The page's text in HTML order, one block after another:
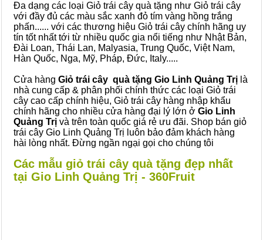
Đa dạng các loại Giỏ trái cây quà tặng như Giỏ trái cây
với đầy đủ các màu sắc xanh đỏ tím vàng hồng trắng
phấn...... với các thương hiệu Giỏ trái cây chính hãng uy
tín tốt nhất tới từ nhiều quốc gia nổi tiếng như Nhật Bản,
Đài Loan, Thái Lan, Malyasia, Trung Quốc, Việt Nam,
Hàn Quốc, Nga, Mỹ, Pháp, Đức, Italy.....
Cửa hàng Giỏ trái cây quà tặng Gio Linh Quảng Trị là
nhà cung cấp & phân phối chính thức các loại Giỏ trái
cây cao cấp chính hiệu, Giỏ trái cây hàng nhập khẩu
chính hãng cho nhiều cửa hàng đại lý lớn ở Gio Linh
Quảng Trị và trên toàn quốc giá rẻ ưu đãi. Shop bán giỏ
trái cây Gio Linh Quảng Trị luôn bảo đảm khách hàng
hài lòng nhất. Đừng ngần ngại gọi cho chúng tôi
Các mẫu giỏ trái cây quà tặng đẹp nhất
tại Gio Linh Quảng Trị - 360Fruit